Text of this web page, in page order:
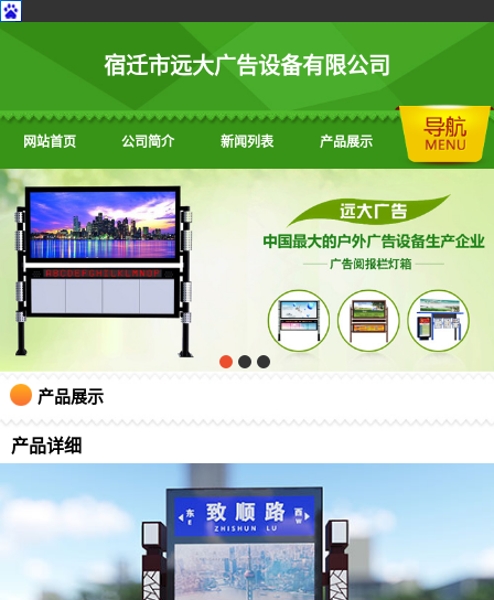
宿迁市远大广告设备有限公司
网站首页 公司简介 新闻列表 产品展示
产品展示
产品详细